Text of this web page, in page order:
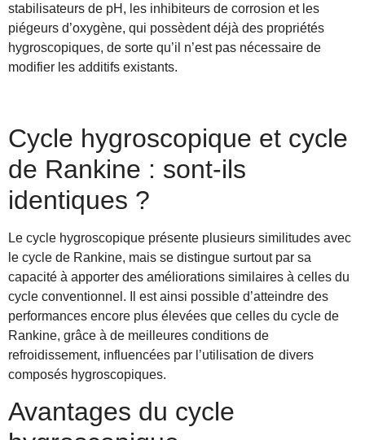
stabilisateurs de pH, les inhibiteurs de corrosion et les
piégeurs d’oxygène, qui possèdent déjà des propriétés
hygroscopiques, de sorte qu’il n’est pas nécessaire de
modifier les additifs existants.
Cycle hygroscopique et cycle
de Rankine : sont-ils
identiques ?
Le cycle hygroscopique présente plusieurs similitudes avec
le cycle de Rankine, mais se distingue surtout par sa
capacité à apporter des améliorations similaires à celles du
cycle conventionnel. Il est ainsi possible d’atteindre des
performances encore plus élevées que celles du cycle de
Rankine, grâce à de meilleures conditions de
refroidissement, influencées par l’utilisation de divers
composés hygroscopiques.
Avantages du cycle